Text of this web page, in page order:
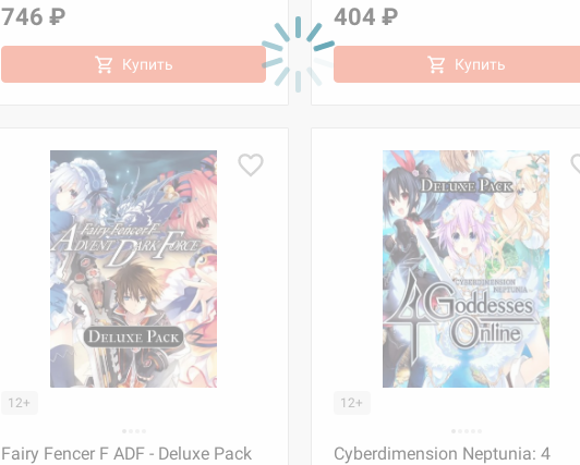
746 ₽
Купить
404 ₽
Купить
12+
Fairy Fencer F ADF - Deluxe Pack
12+
Cyberdimension Neptunia: 4